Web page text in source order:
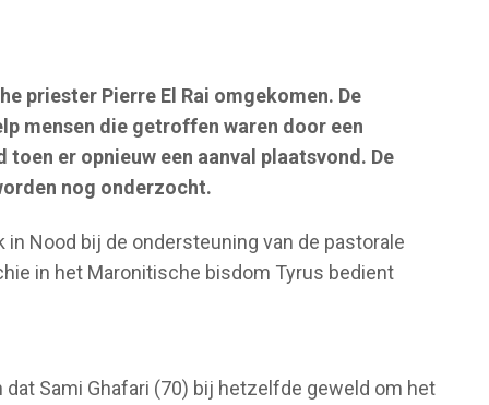
priester Pierre El Rai omgekomen. De
mensen die getroffen waren door een
er opnieuw een aanval plaatsvond. De
nog onderzocht.
Nood bij de ondersteuning van de pastorale
in het Maronitische bisdom Tyrus bedient
Sami Ghafari (70) bij hetzelfde geweld om het